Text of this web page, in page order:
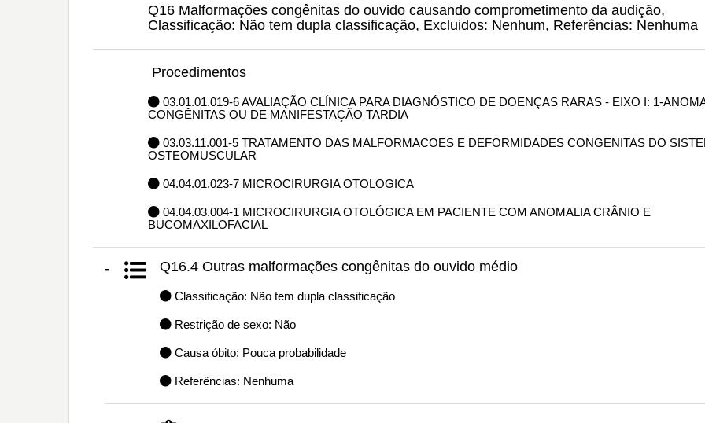
Q16 Malformações congênitas do ouvido causando comprometimento da audição,
Classificação: Não tem dupla classificação, Excluidos: Nenhum, Referências: Nenhuma
Procedimentos
03.01.01.019-6 AVALIAÇÃO CLÍNICA PARA DIAGNÓSTICO DE DOENÇAS RARAS - EIXO I: 1-
CONGÊNITAS OU DE MANIFESTAÇÃO TARDIA
03.03.11.001-5 TRATAMENTO DAS MALFORMACOES E DEFORMIDADES CONGENITAS DO
OSTEOMUSCULAR
04.04.01.023-7 MICROCIRURGIA OTOLOGICA
04.04.03.004-1 MICROCIRURGIA OTOLÓGICA EM PACIENTE COM ANOMALIA CRÂNIO E
BUCOMAXILOFACIAL
- Q16.4 Outras malformações congênitas do ouvido médio
Classificação: Não tem dupla classificação
Restrição de sexo: Não
Causa óbito: Pouca probabilidade
Referências: Nenhuma